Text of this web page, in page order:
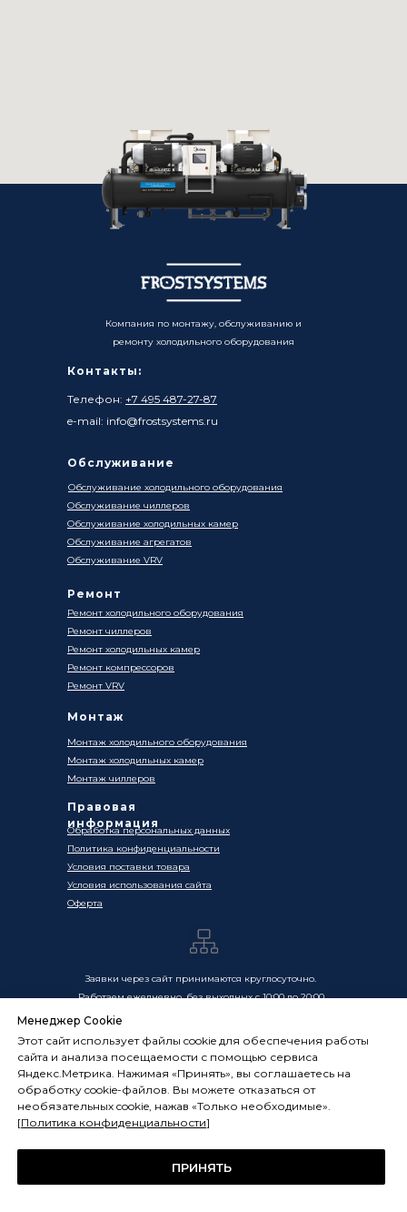
Контакты:
Телефон: +7 495 487-27-87
e-mail: info@frostsystems.ru
Ремонт
Цены, указанные на сайте, носят информационный
характер и не являются публичной офертой в смысле
ст. 437 ГК РФ. Окончательная стоимость товаров и услуг
определяется индивидуально и фиксируется в
Спецификации. Условия оказания услуг определяются
публичной офертой, размещённой по адресу:
Заявки через сайт принимаются круглосуточно.
Работаем ежедневно, без выходных с 10:00 до 20:00
Обработка персональных данных
Политика конфиденциальности
Условия поставки товара
Оферта
Условия использования сайта
Компания по монтажу, обслуживанию и
ремонту холодильного оборудования
Ремонт холодильного оборудования
Ремонт чиллеров
Ремонт холодильных камер
Ремонт компрессоров
Ремонт VRV
Монтаж
Правовая
информация
Монтаж холодильного оборудования
Монтаж чиллеров
Монтаж холодильных камер
Обслуживание
Обслуживание холодильного оборудования
Обслуживание чиллеров
Обслуживание холодильных камер
Обслуживание агрегатов
Обслуживание VRV
Менеджер Cookie
Этот сайт использует файлы cookie для обеспечения работы
сайта и анализа посещаемости с помощью сервиса
Яндекс.Метрика. Нажимая «Принять», вы соглашаетесь на
обработку cookie-файлов. Вы можете отказаться от
необязательных cookie, нажав «Только необходимые».
[Политика конфиденциальности]
ПРИНЯТЬ